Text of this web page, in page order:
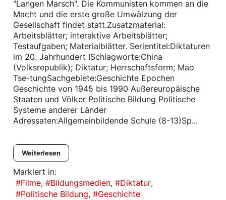
"Langen Marsch". Die Kommunisten kommen an die
Macht und die erste große Umwälzung der
Gesellschaft findet statt.Zusatzmaterial:
Arbeitsblätter; interaktive Arbeitsblätter;
Testaufgaben; Materialblätter. Serientitel:Diktaturen
im 20. Jahrhundert ISchlagworte:China
(Volksrepublik); Diktatur; Herrschaftsform; Mao
Tse-tungSachgebiete:Geschichte Epochen
Geschichte von 1945 bis 1990 Außereuropäische
Staaten und Völker Politische Bildung Politische
Systeme anderer Länder
Adressaten:Allgemeinbildende Schule (8-13)Sp...
Weiterlesen
Markiert in:
Filme
Bildungsmedien
Diktatur
Politische Bildung
Geschichte